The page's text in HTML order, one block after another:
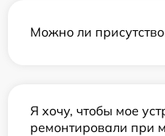
Можно ли
Я хочу, чтобы мое
ремонтировали при